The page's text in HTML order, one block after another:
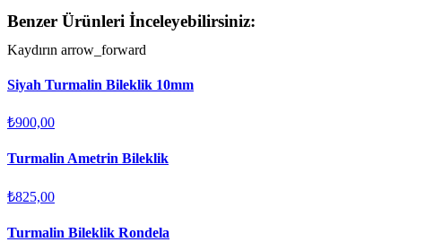
Benzer Ürünleri İnceleyebilirsiniz:
Kaydırın arrow_forward
Siyah Turmalin Bileklik 10mm
₺900,00
Turmalin Ametrin Bileklik
₺825,00
Turmalin Bileklik Rondela